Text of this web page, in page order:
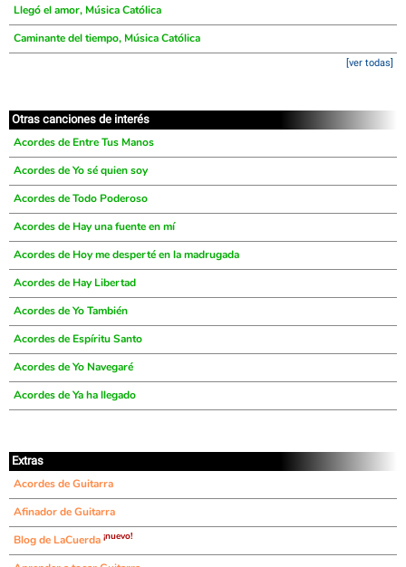
Llegó el amor, Música Católica
Caminante del tiempo, Música Católica
[ver todas]
Otras canciones de interés
Acordes de Entre Tus Manos
Acordes de Yo sé quien soy
Acordes de Todo Poderoso
Acordes de Hay una fuente en mí
Acordes de Hoy me desperté en la madrugada
Acordes de Hay Libertad
Acordes de Yo También
Acordes de Espíritu Santo
Acordes de Yo Navegaré
Acordes de Ya ha llegado
Extras
Acordes de Guitarra
Afinador de Guitarra
Blog de LaCuerda ¡nuevo!